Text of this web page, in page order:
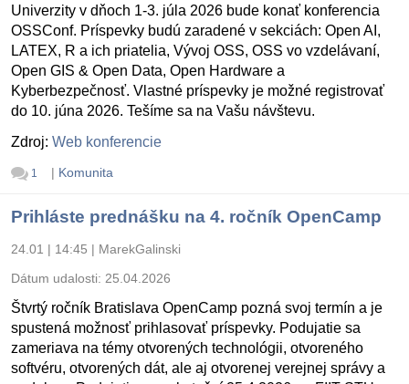
Univerzity v dňoch 1-3. júla 2026 bude konať konferencia
OSSConf. Príspevky budú zaradené v sekciách: Open AI,
LATEX, R a ich priatelia, Vývoj OSS, OSS vo vzdelávaní,
Open GIS & Open Data, Open Hardware a
Kyberbezpečnosť. Vlastné príspevky je možné registrovať
do 10. júna 2026. Tešíme sa na Vašu návštevu.
Zdroj: Web konferencie
1 | Komunita
Prihláste prednášku na 4. ročník OpenCamp
24.01 | 14:45 | MarekGalinski
Dátum udalosti: 25.04.2026
Štvrtý ročník Bratislava OpenCamp pozná svoj termín a je
spustená možnosť prihlasovať príspevky. Podujatie sa
zameriava na témy otvorených technológii, otvoreného
softvéru, otvorených dát, ale aj otvorenej verejnej správy a